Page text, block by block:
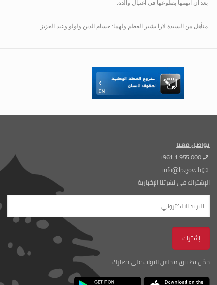
بعد ان اتهمها بضلوعها في اغتيال والده.
متأهل من السيدة لارا بشير العظم ولهما: حسام الدين ولولو وعبد العزيز.
تواصل معنا
+961 1 955 000
info@lp.gov.lb
الإشتراك في نشرتنا الإخبارية
حمّل تطبيق مجلس النواب على جهازك